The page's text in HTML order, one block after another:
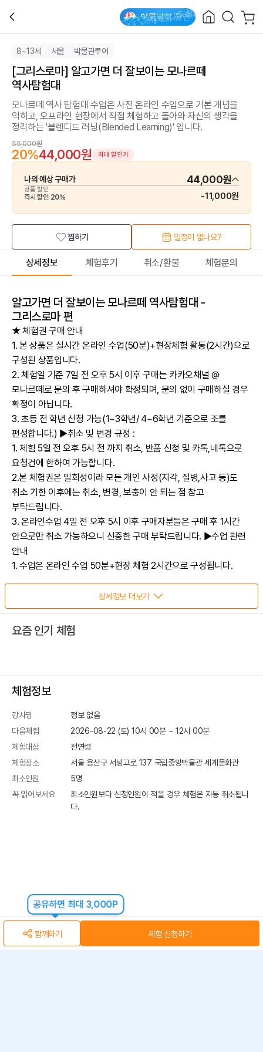
8~13세 서울 박물관투어
[그리스로마] 알고가면 더 잘보이는 모나르떼
역사탐험대
모나르떼 역사 탐험대 수업은 사전 온라인 수업으로 기본 개념을
익히고, 오프라인 현장에서 직접 체험하고 돌아와 자신의 생각을
정리하는 '블렌디드 러닝(Blended Learning)' 입니다.
55,000원
20%44,000원 최대 할인가
나의 예상 구매가 44,000원
상품 할인
즉시 할인 20% -11,000원
찜하기 일정이 없나요?
상세정보 체험후기 취소/환불 체험문의
알고가면 더 잘보이는 모나르떼 역사탐험대 -
그리스로마 편
★ 체험권 구매 안내
1. 본 상품은 실시간 온라인 수업(50분)+현장체험 활동(2시간)으로
구성된 상품입니다.
2. 체험일 기준 7일 전 오후 5시 이후 구매는 카카오채널 @
모나르떼로 문의 후 구매하셔야 확정되며, 문의 없이 구매하실 경우
확정이 아닙니다.
3. 초등 전 학년 신청 가능(1~3학년/ 4~6학년 기준으로 조를
편성합니다.) ▶취소 및 변경 규정 :
1. 체험 5일 전 오후 5시 전 까지 취소, 반품 신청 및 카톡,네톡으로
요청건에 한하여 가능합니다.
2.본 체험권은 일회성이라 모든 개인 사정(지각, 질병,사고 등)도
취소 기한 이후에는 취소, 변경, 보충이 안 되는 점 참고
부탁드립니다.
3. 온라인수업 4일 전 오후 5시 이후 구매자분들은 구매 후 1시간
안으로만 취소 가능하오니 신중한 구매 부탁드립니다. ▶수업 관련
안내
1. 수업은 온라인 수업 50분+현장 체험 2시간으로 구성됩니다.
2. 인원 : 5~8명 * 최소 인원 미달 시 취소 될 수 있습니다.
3. 체험 확정, 미달 안내 모두 체험일 1주일 전에 문자로 안내해
드립니다.
상세정보 더보기
요즘 인기 체험
체험정보
강사명
정보 없음
다음체험
2026-08-22 (토) 10시 00분~ 12시 00분
체험대상
전연령
체험장소
서울 용산구 서빙고로 137 국립중앙박물관 세계문화관
최소인원
5명
꼭 읽어보세요
최소인원보다 신청인원이 적을 경우 체험은 자동 취소됩니
다.
공유하면 최대 3,000P
함께하기 체험 신청하기